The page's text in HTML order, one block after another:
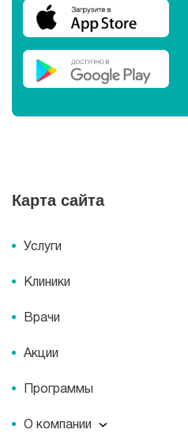
Карта сайта
Услуги
Клиники
Врачи
Акции
Программы
О компании